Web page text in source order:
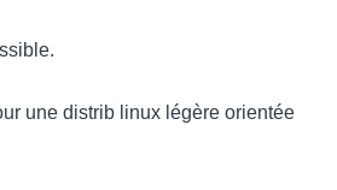
une distrib linux légère orientée